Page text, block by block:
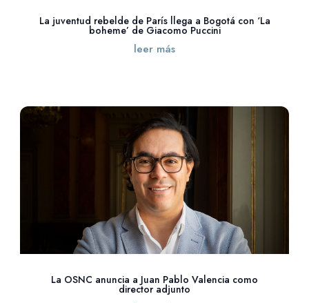
La juventud rebelde de París llega a Bogotá con ‘La
boheme’ de Giacomo Puccini
leer más
La OSNC anuncia a Juan Pablo Valencia como
director adjunto